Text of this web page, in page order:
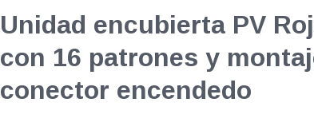
Unidad encubierta PV
con 16 patrones y
conector encendedo